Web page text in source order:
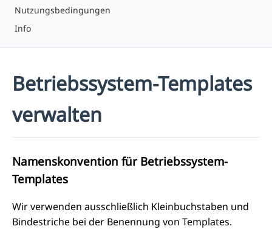
Nutzungsbedingungen
Info
Betriebssystem-Templates
verwalten
Namenskonvention für Betriebssystem-
Templates
Wir verwenden ausschließlich Kleinbuchstaben und
Bindestriche bei der Benennung von Templates.